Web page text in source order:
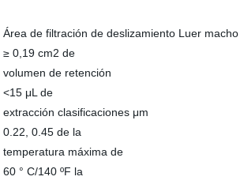
Área de filtración de deslizamiento Luer macho
≥ 0,19 cm2 de
volumen de retención
<15 μL de
extracción clasificaciones μm
0.22, 0.45 de la
temperatura máxima de
60 ° C/140 ºF la